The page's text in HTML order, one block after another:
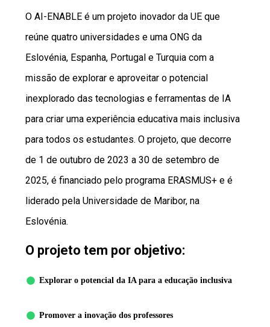
O AI-ENABLE é um projeto inovador da UE que
reúne quatro universidades e uma ONG da
Eslovénia, Espanha, Portugal e Turquia com a
missão de explorar e aproveitar o potencial
inexplorado das tecnologias e ferramentas de IA
para criar uma experiência educativa mais inclusiva
para todos os estudantes. O projeto, que decorre
de 1 de outubro de 2023 a 30 de setembro de
2025, é financiado pelo programa ERASMUS+ e é
liderado pela Universidade de Maribor, na
Eslovénia.
O projeto tem por objetivo:
Explorar o potencial da IA para a educação inclusiva
Promover a inovação dos professores